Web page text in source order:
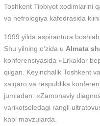
Toshkent Tibbiyot xodimlarini
va nefrologiya kafedrasida
1999 yilda aspirantura
Shu yilning o‘zida u Almata
konferensiyasida «Erkaklar
qilgan. Keyinchalik Toshkent
xalqaro va respublika
jumladan: «Zamonaviy
varikotseledagi rangli
kabi mavzularda.